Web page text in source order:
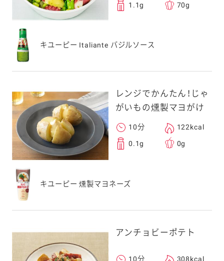
1.1g 70g
キユーピー Italiante バジルソース
レンジでかんたん！じゃ
がいもの燻製マヨがけ
10分 122kcal
0.1g 0g
キユーピー 燻製マヨネーズ
アンチョビーポテト
10分 308kcal